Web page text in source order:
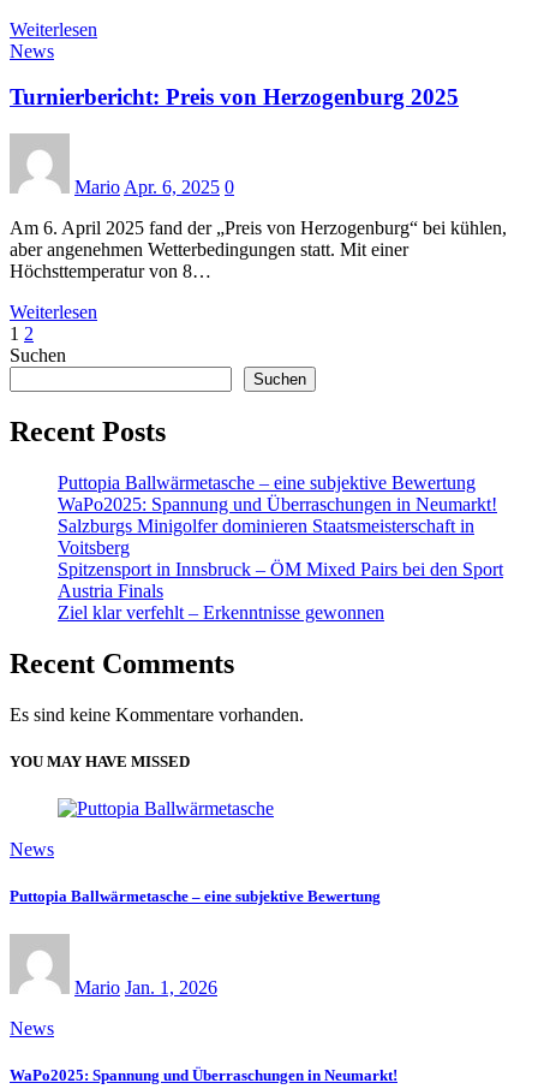
Weiterlesen
News
Turnierbericht: Preis von Herzogenburg 2025
Mario Apr. 6, 2025 0
Am 6. April 2025 fand der „Preis von Herzogenburg“ bei kühlen,
aber angenehmen Wetterbedingungen statt. Mit einer
Höchsttemperatur von 8…
Weiterlesen
Seitennummerierung
der
1 2
Suchen
Suchen
Recent Posts
Puttopia Ballwärmetasche – eine subjektive Bewertung
WaPo2025: Spannung und Überraschungen in Neumarkt!
Salzburgs Minigolfer dominieren Staatsmeisterschaft in
Voitsberg
Spitzensport in Innsbruck – ÖM Mixed Pairs bei den Sport
Austria Finals
Ziel klar verfehlt – Erkenntnisse gewonnen
Recent Comments
Es sind keine Kommentare vorhanden.
YOU MAY HAVE MISSED
News
Puttopia Ballwärmetasche – eine subjektive Bewertung
Mario Jan. 1, 2026
News
WaPo2025: Spannung und Überraschungen in Neumarkt!